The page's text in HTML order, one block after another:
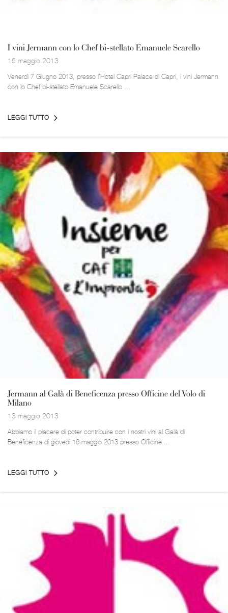
I vini Jermann con lo Chef bi-stellato Emanuele Scarello
16 maggio 2013
Venerdì 7 Giugno 2013, presso l’Hotel Capri Palace di Capri, i vini Jermann
con lo Chef bi-stellato Emanuele Scarello ...
LEGGI TUTTO
Jermann al Galà di Beneficenza presso Officine del Volo di
Milano
13 maggio 2013
Abbiamo il piacere di poter contribuire con i nostri vini al Galà di
Beneficenza di giovedì 16 maggio 2013 presso Officine ...
LEGGI TUTTO